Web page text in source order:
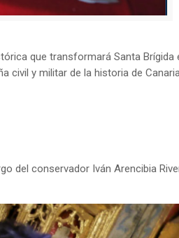
que transformará Santa Brígida
civil y militar de la historia de
del conservador Iván Arencibia